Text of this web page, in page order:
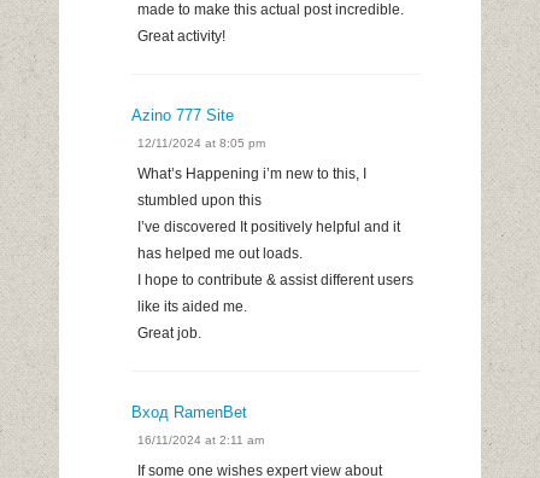
made to make this actual post incredible.
Great activity!
Azino 777 Site
12/11/2024 at 8:05 pm
What’s Happening i’m new to this, I
stumbled upon this
I’ve discovered It positively helpful and it
has helped me out loads.
I hope to contribute & assist different users
like its aided me.
Great job.
Вход RamenBet
16/11/2024 at 2:11 am
If some one wishes expert view about